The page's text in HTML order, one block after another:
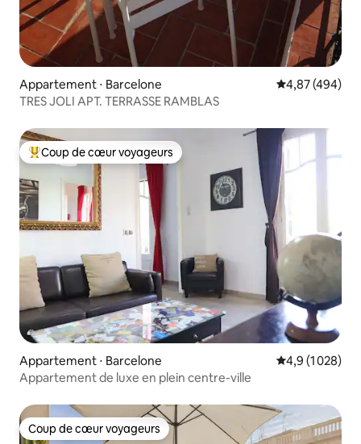
Appartement ⋅ Barcelone Évaluation
4,87 (494)
TRES JOLI APT. TERRASSE RAMBLAS
Coups de cœur voyageurs les plus appréciés
Coup de cœur voyageurs
Appartement ⋅ Barcelone Évaluation
4,9 (1 028)
Appartement de luxe en plein centre-ville
Coup de cœur voyageurs
Coup de cœur voyageurs